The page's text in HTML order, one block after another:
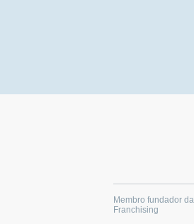
Membro fundador
Franchising